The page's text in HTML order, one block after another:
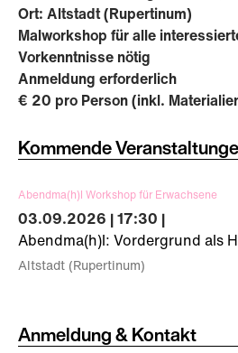
Ort: Altstadt (Rupertinum)
Malworkshop für alle
Vorkenntnisse nötig
Anmeldung erforderlich
€ 20 pro Person (inkl.
Kommende
Abendma(h)l Workshop für Erwachsene
03.09.2026 | 17:30 |
Abendma(h)l: Vordergrund als
Altstadt (Rupertinum)
Anmeldung & Kontakt